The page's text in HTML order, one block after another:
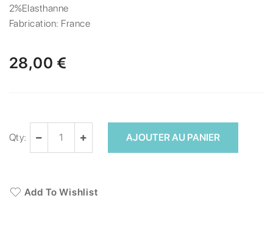
2%Elasthanne
Fabrication: France
28,00 €
Qty: AJOUTER AU PANIER
Add To Wishlist